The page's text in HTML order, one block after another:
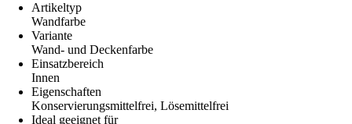
Artikeltyp
Wandfarbe
Variante
Wand- und Deckenfarbe
Einsatzbereich
Innen
Eigenschaften
Konservierungsmittelfrei, Lösemittelfrei
Ideal geeignet für